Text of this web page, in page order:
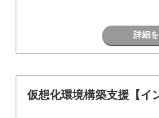
詳細
仮想化環境構築支援【イ